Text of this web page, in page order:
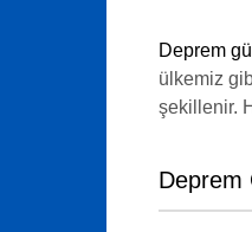
Deprem
ülkemiz
şekillenir.
Deprem